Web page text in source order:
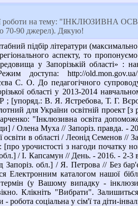
роботи на тему: "ІНКЛЮЗИВНА
90 джерел). Дякую!
підбір літератури
аспекту, то
у Запорізькій області» :
http://old.mon.gov.ua/
С. О. До педагогічного
області у 2013-2014
; [упоряд.: В. Я. Ястребова, Т. Г.
для України освітній проект [з
"Інклюзивна освіта допоможе
/ Олена Муха // Запоріз. правда.
в області / Леонід Семенов //
урочистості з нагоди початку
/ І. Капсамун // День. - 2016. - 2-
Запоріз. обл.] / Я. Петрова // Без
Електронним каталогом нашої
(у Вашому випадку -
Клікніть "Вибрати".
соціальна у сім'ї та діти-